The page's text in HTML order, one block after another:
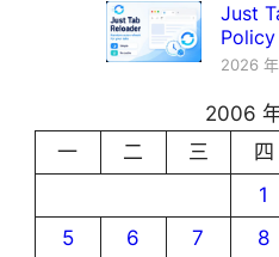
Just
Policy
2026
2006
一
二 三 四
1
5
6 7 8